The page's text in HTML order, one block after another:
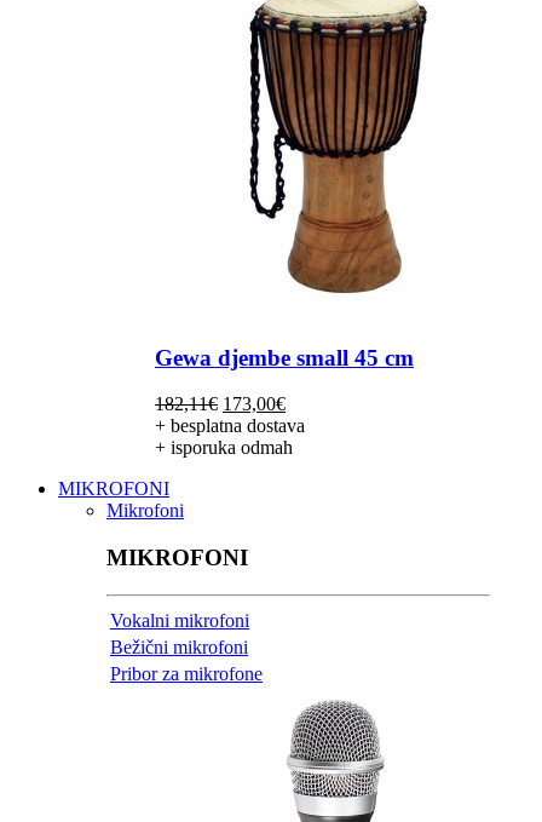
Gewa djembe small 45 cm
182,11€ Izvorna
cijena
bila
173,00€Trenutna
cijena
je:
+ besplatna dostava
+ isporuka odmah
MIKROFONI
Mikrofoni
MIKROFONI
Vokalni mikrofoni
Bežični mikrofoni
Pribor za mikrofone